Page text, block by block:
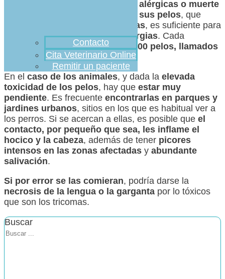
Contacto
Cita Veterinario Online
Remitir un paciente
oculares, urticarias, reaccones alérgicas o muerte
roce con sus pelos, que
lanzan si se sienten amenazadas, es suficiente para
se den irritaciones y alergias. Cada
individuo
puede tener unos 500.00 pelos, llamados
tricomas
En el caso de los animales, y dada la elevada
toxicidad de los pelos, hay que estar muy
pendiente. Es frecuente encontrarlas en parques y
jardines urbanos, sitios en los que es habitual ver a
los perros. Si se acercan a ellas, es posible que el
contacto, por pequeño que sea, les inflame el
hocico y la cabeza, además de tener picores
intensos en las zonas afectadas y abundante
salivación.
Si por error se las comieran, podría darse la
necrosis de la lengua o la garganta por lo tóxicos
que son los tricomas.
Buscar